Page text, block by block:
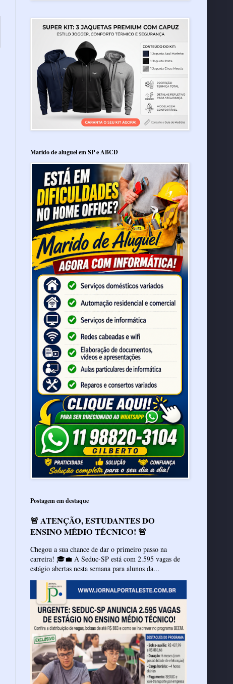
Marido de aluguel em SP e ABCD
Postagem em destaque
🚨 ATENÇÃO, ESTUDANTES DO
ENSINO MÉDIO TÉCNICO! 🚨
Chegou a sua chance de dar o primeiro passo na
carreira! 🎓💼 A Seduc-SP está com 2.595 vagas de
estágio abertas nesta semana para alunos da...